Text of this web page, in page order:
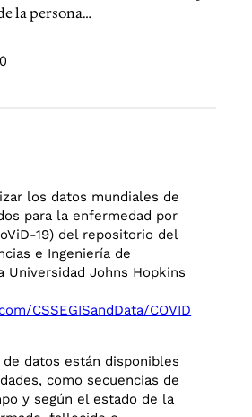
la persona…
los datos mundiales de
para la enfermedad por
19) del repositorio del
e Ingeniería de
Universidad Johns Hopkins
CSSEGISandData/COVID
datos están disponibles
como secuencias de
y según el estado de la